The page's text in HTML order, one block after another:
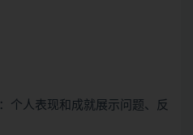
个人表现和成就展示问题、反